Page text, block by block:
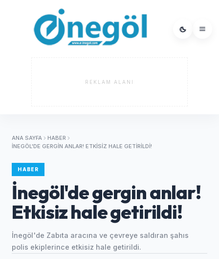
REKLAM ALANI
ANA SAYFA
HABER
İNEGÖL'DE GERGIN ANLAR! ETKISIZ HALE GETIRILDI!
HABER
İnegöl'de gergin anlar!
Etkisiz hale getirildi!
İnegöl'de Zabıta aracına ve çevreye saldıran şahıs
polis ekiplerince etkisiz hale getirildi.